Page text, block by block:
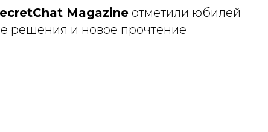
Magazine отметили юбилей
решения и новое прочтение